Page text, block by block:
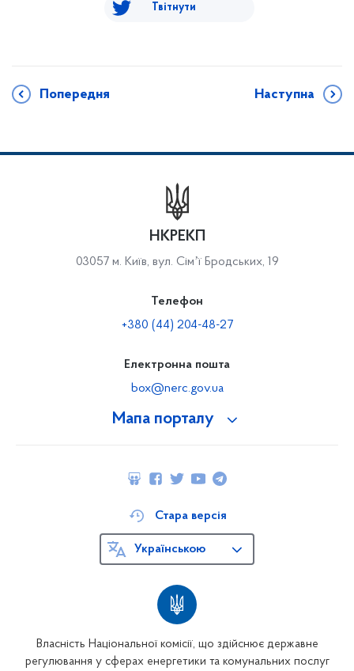
Твітнути
Попередня Наступна
Мапа порталу
НКРЕКП
03057 м. Київ, вул. Сімʼї Бродських, 19
Телефон
+380 (44) 204-48-27
Електронна пошта
box@nerc.gov.ua
Власність Національної комісії, що здійснює державне
регулювання у сферах енергетики та комунальних послуг
Стара версія
Українською